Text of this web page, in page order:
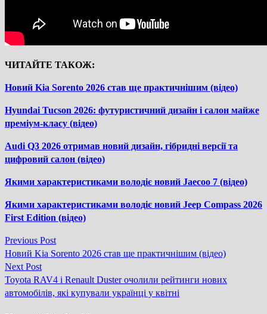
ЧИТАЙТЕ ТАКОЖ:
Новий Kia Sorento 2026 став ще практичнішим (відео)
Hyundai Tucson 2026: футуристичний дизайн і салон майже
преміум-класу (відео)
Audi Q3 2026 отримав новий дизайн, гібридні версії та
цифровий салон (відео)
Якими характеристиками володіє новий Jaecoo 7 (відео)
Якими характеристиками володіє новий Jeep Compass 2026
First Edition (відео)
Навігація
записів
Previous PostPrevious
post:
Новий Kia Sorento 2026 став ще практичнішим (відео)
Next PostNext
post:
Toyota RAV4 і Renault Duster очолили рейтинги нових
автомобілів, які купували українці у квітні